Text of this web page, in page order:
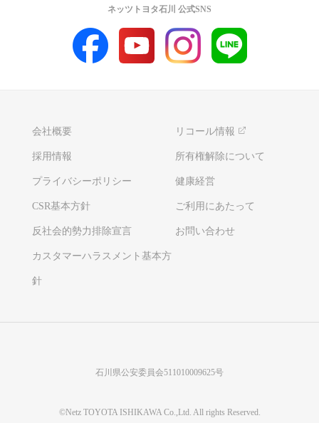
会社概要 リコール情報
採用情報 所有権解除について
プライバシーポリシー 健康経営
CSR基本方針 ご利用にあたって
反社会的勢力排除宣言 お問い合わせ
カスタマーハラスメント基本方
針
ネッツトヨタ石川 公式SNS
石川県公安委員会511010009625号
©Netz TOYOTA ISHIKAWA Co.,Ltd. All rights Reserved.